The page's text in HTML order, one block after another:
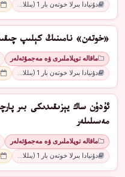
دۇنيادا بىرلا خوتەن بار 1 (يىللا…
«خوتەن» نامىنىڭ كېلىپ
ماقالە توپلاملىرى ۋە مەجمۇئەلەر
دۇنيادا بىرلا خوتەن بار 1 (يىللا…
ئۇدۇن ساك يېزىقىدىكى بىر
مەسىلىلەر
ماقالە توپلاملىرى ۋە مەجمۇئەلەر
دۇنيادا بىرلا خوتەن بار 1 (يىللا…